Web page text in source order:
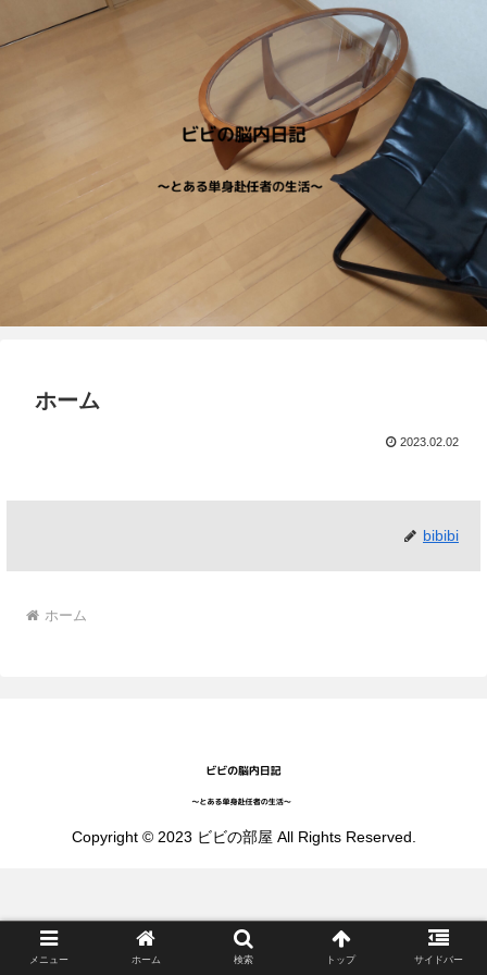
ホーム
2023.02.02
bibibi
ホーム
Copyright © 2023 ビビの部屋 All Rights Reserved.
メニュー ホーム 検索 トップ サイドバー